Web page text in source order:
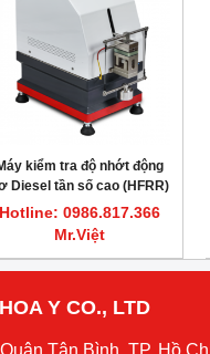
kiểm tra độ nhớt động
Diesel tần số cao (HFRR)
| KOEHLER K93495 ASTM
D6079
Hotline: 0986.817.366
Mr.Việt
Y CO., LTD
Tân Bình, TP. Hồ